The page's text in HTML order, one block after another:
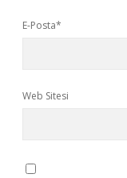
E-Posta*
Web Sitesi